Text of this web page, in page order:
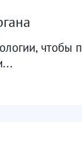
чтобы